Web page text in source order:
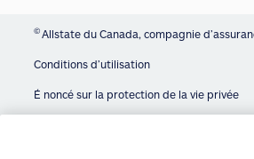
©Allstate du Canada, compagnie
Conditions d’utilisation
É noncé sur la protection de la vie privée
We use cookies and similar